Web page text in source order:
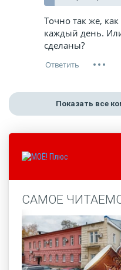
Точно так же,
каждый день.
сделаны?
Показать все
САМОЕ